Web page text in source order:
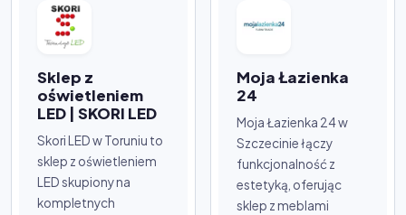
Sklep z
oświetleniem
LED | SKORI LED
Skori LED w Toruniu to
sklep z oświetleniem
LED skupiony na
kompletnych
Moja Łazienka
24
Moja Łazienka 24 w
Szczecinie łączy
funkcjonalność z
estetyką, oferując
sklep z meblami